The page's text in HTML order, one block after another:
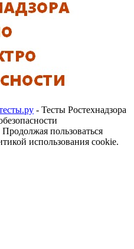
- Тесты Ростехнадзора
пользоваться
использования cookie.